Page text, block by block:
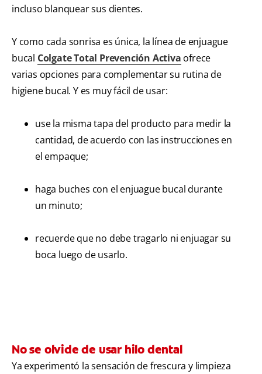
incluso blanquear sus dientes.
Y como cada sonrisa es única, la línea de enjuague
bucal Colgate Total Prevención Activa ofrece
varias opciones para complementar su rutina de
higiene bucal. Y es muy fácil de usar:
use la misma tapa del producto para medir la
cantidad, de acuerdo con las instrucciones en
el empaque;
haga buches con el enjuague bucal durante
un minuto;
recuerde que no debe tragarlo ni enjuagar su
boca luego de usarlo.
No se olvide de usar hilo dental
Ya experimentó la sensación de frescura y limpieza